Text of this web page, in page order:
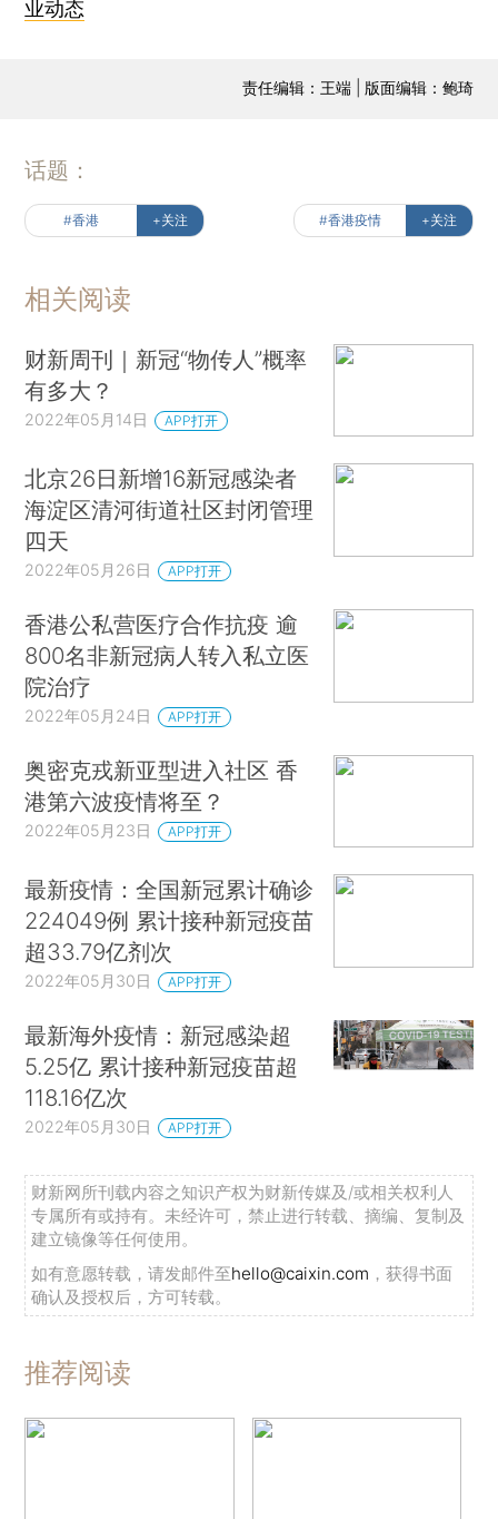
业动态
责任编辑：王端 | 版面编辑：鲍琦
话题：
#香港 +关注 #香港疫情 +关注
相关阅读
财新周刊｜新冠“物传人”概率
有多大？
2022年05月14日 APP打开
北京26日新增16新冠感染者
海淀区清河街道社区封闭管理
四天
2022年05月26日 APP打开
香港公私营医疗合作抗疫 逾
800名非新冠病人转入私立医
院治疗
2022年05月24日 APP打开
奥密克戎新亚型进入社区 香
港第六波疫情将至？
2022年05月23日 APP打开
最新疫情：全国新冠累计确诊
224049例 累计接种新冠疫苗
超33.79亿剂次
2022年05月30日 APP打开
最新海外疫情：新冠感染超
5.25亿 累计接种新冠疫苗超
118.16亿次
2022年05月30日 APP打开
财新网所刊载内容之知识产权为财新传媒及/或相关权利人
专属所有或持有。未经许可，禁止进行转载、摘编、复制及
建立镜像等任何使用。
如有意愿转载，请发邮件至hello@caixin.com ，获得书面
确认及授权后，方可转载。
推荐阅读